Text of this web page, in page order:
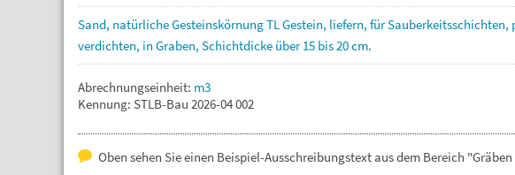
Sand, natürlicheGesteinskörnungTLGestein, liefern, fürSauberkeitsschichten,
verdichten, in Graben, Schichtdicke über15 bis20cm.
Abrechnungseinheit: m3
Kennung: STLB-Bau 2026-04 002
Oben sehen Sie einen Beispiel-Ausschreibungstext aus dem Bereich